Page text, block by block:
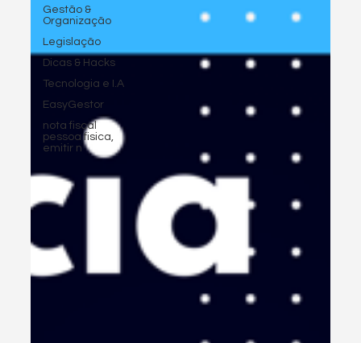
Gestão &
Organização
Legislação
Dicas & Hacks
Tecnologia e I.A
EasyGestor
nota fiscal
pessoa fisica,
emitir n